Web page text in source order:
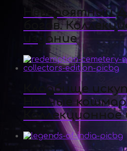
Невероятный
богов.
издание
Кладбище
Ночные